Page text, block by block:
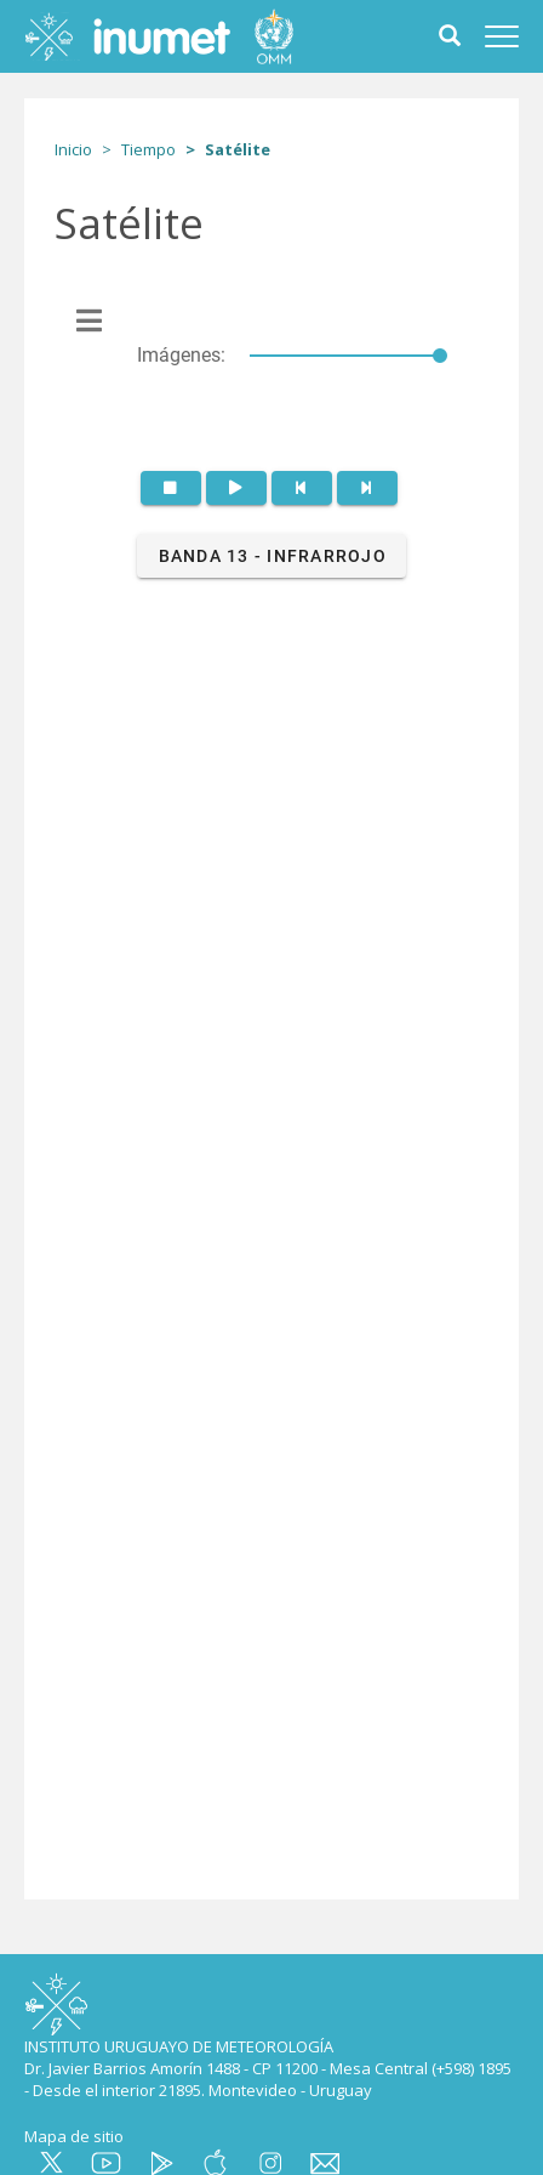
contenido
principal
Toggle
search
form
Inicio Tiempo Satélite
Satélite
INSTITUTO URUGUAYO DE METEOROLOGÍA
Dr. Javier Barrios Amorín 1488 - CP 11200 - Mesa Central (+598) 1895
- Desde el interior 21895. Montevideo - Uruguay
Mapa de sitio